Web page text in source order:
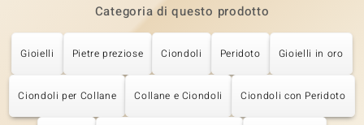
Categoria di questo prodotto
Gioielli Pietre preziose Ciondoli Peridoto Gioielli in oro
Ciondoli per Collane Collane e Ciondoli Ciondoli con Peridoto